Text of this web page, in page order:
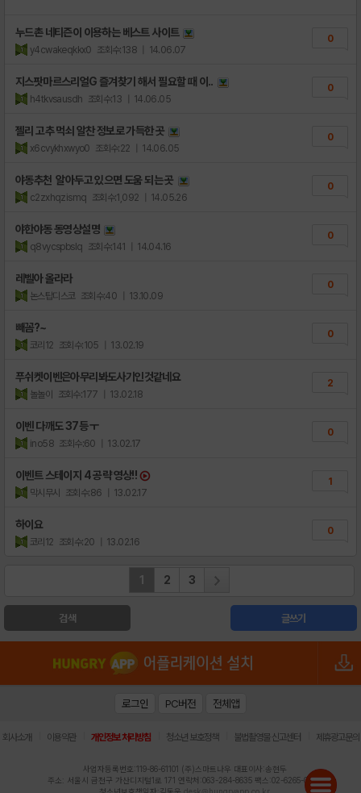
누드촌 네티즌이 이용하는 베스트 사이트
y4cwakeqkkx0 조회수:138 | 14.06.07
0
지스팟마르스리얼G 즐겨찾기 해서 필요할 때 이..
h4tkvsausdh 조회수:13 | 14.06.05
0
젤리 고추 먹쇠 알찬 정보로 가득한 곳
x6cvykhxwyo0 조회수:22 | 14.06.05
0
야동추천 알아두고 있으면 도움 되는 곳
c2zxhqzismq 조회수:1,092 | 14.05.26
0
야한야동 동영상설명
q8vycspbslq 조회수:141 | 14.04.16
0
레벨아 올라라
논스탑디스코 조회수:40 | 13.10.09
0
빼꼼?~
코리12 조회수:105 | 13.02.19
0
푸쉬켓이벤은아무리봐도사기인것같네요
놀놀이 조회수:177 | 13.02.18
2
이벤 다깨도 37등 ㅜ
ino58 조회수:60 | 13.02.17
0
이벤트 스테이지 4 공략 영상!!
막시무시 조회수:86 | 13.02.17
1
하이요
코리12 조회수:20 | 13.02.16
0
1 2 3
검색 글쓰기
로그인 PC버전 전체앱
회사소개 이용약관 개인정보 처리방침 청소년 보호정책 불법촬영물 신고센터 제휴광고문의
사업자등록번호:119-86-61101 (주)스마트나우 대표이사:송현두
주소: 서울시 금천구 가산디지털1로 171 연락처:063-284-8635 팩스:02-6265-0377